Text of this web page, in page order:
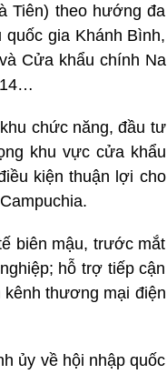
Tiên) theo hướng đa
gia Khánh Bình,
Cửa khẩu chính Na
chức năng, đầu tư
khu vực cửa khẩu
kiện thuận lợi cho
biên mậu, trước mắt
hỗ trợ tiếp cận
kênh thương mại điện
ủy về hội nhập quốc